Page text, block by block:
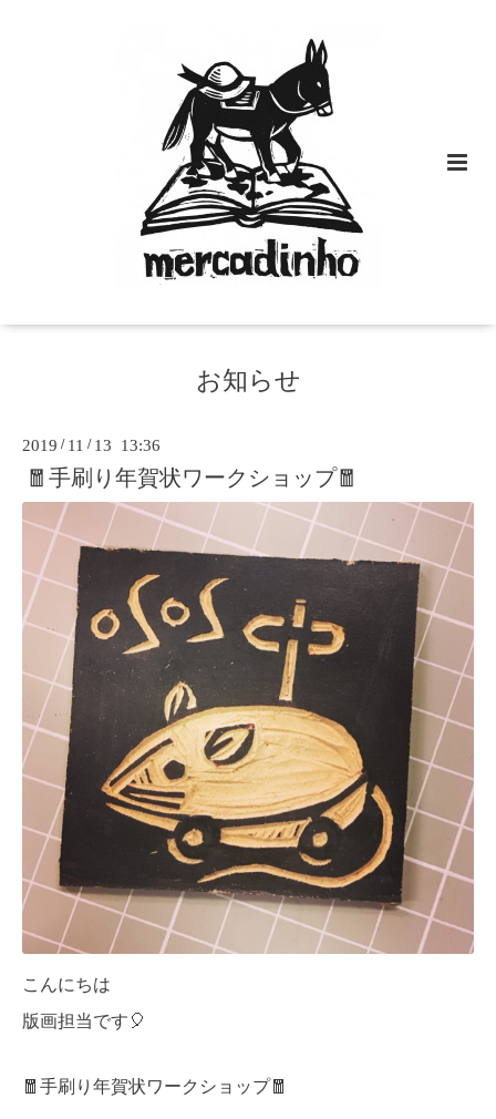
お知らせ
2019 / 11 / 13 13:36
🧧手刷り年賀状ワークショップ🧧
こんにちは
版画担当です🎈
🧧手刷り年賀状ワークショップ🧧